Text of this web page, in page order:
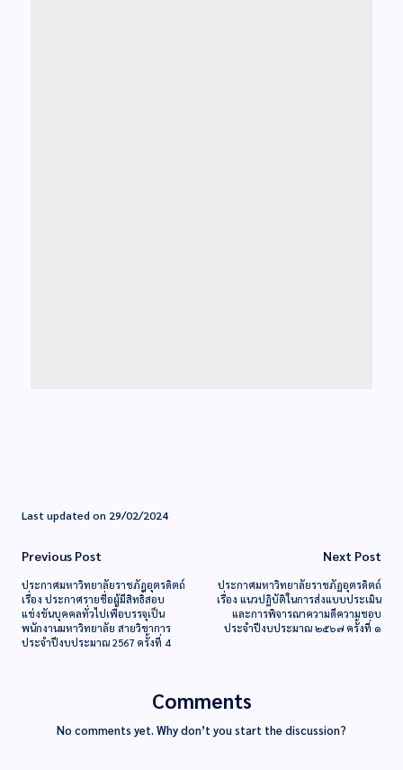
Last updated on 29/02/2024
Previous Post
ประกาศมหาวิทยาลัยราชภัฏอุตรดิตถ์
เรื่อง ประกาศรายชื่อผู้มีสิทธิ์สอบ
แข่งขันบุคคลทั่วไปเพื่อบรรจุเป็น
พนักงานมหาวิทยาลัย สายวิชาการ
ประจำปีงบประมาณ 2567 ครั้งที่ 4
Next Post
ประกาศมหาวิทยาลัยราชภัฏอุตรดิตถ์
เรื่อง แนวปฏิบัติในการส่งแบบประเมิน
และการพิจารณาความดีความชอบ
ประจำปีงบประมาณ ๒๕๖๗ ครั้งที่ ๑
Comments
No comments yet. Why don’t you start the discussion?